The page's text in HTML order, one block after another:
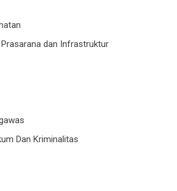
Prasarana dan Infrastruktur
Dan Kriminalitas